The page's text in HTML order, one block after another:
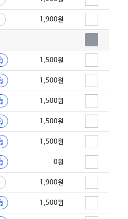
1,900원
1,500원
1,500원
1,500원
1,500원
1,500원
0원
1,900원
1,500원